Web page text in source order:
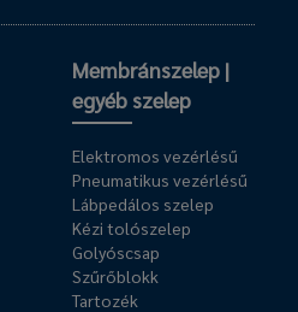
Membránszelep |
egyéb szelep
Elektromos vezérlésű
Pneumatikus vezérlésű
Lábpedálos szelep
Kézi tolószelep
Golyóscsap
Szűrőblokk
Tartozék